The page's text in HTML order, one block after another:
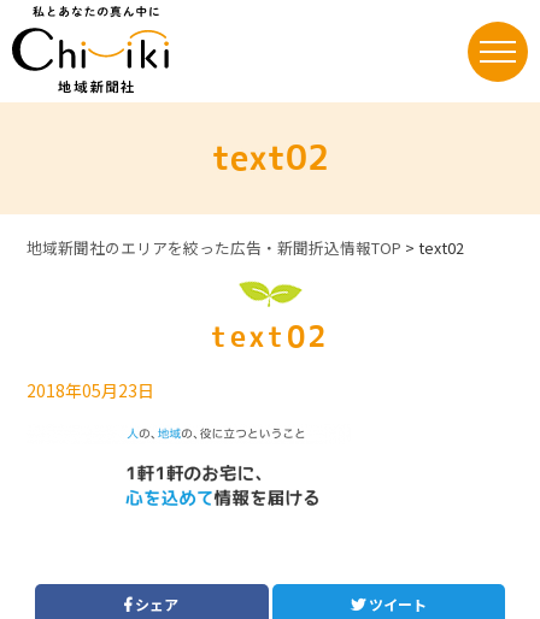
text02
地域新聞社のエリアを絞った広告・新聞折込情報TOP >text02
text02
2018年05月23日
シェア ツイート